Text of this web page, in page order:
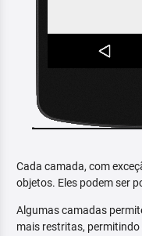
Cada camada, com
objetos. Eles podem ser
Algumas camadas
mais restritas,